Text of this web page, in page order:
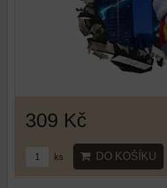
309 Kč
ks DO KOŠÍKU